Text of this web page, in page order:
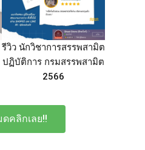
รีวิว นักวิชาการสรรพสามิต
ปฏิบัติการ กรมสรรพสามิต
2566
คลิกเลย!!